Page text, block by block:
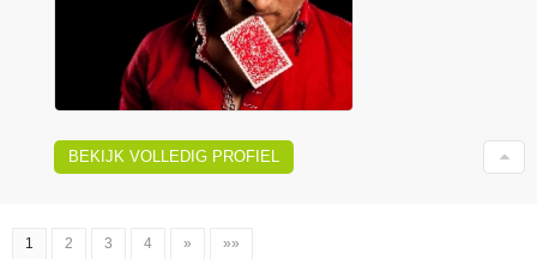
BEKIJK VOLLEDIG PROFIEL
1 2 3 4 » »»